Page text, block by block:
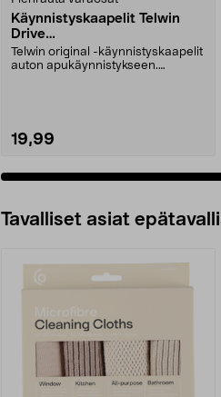
Käynnistyskaapelit Telwin
Drive
Mini/9000/13000/1250/150
0/1750, EC5
Telwin original -käynnistyskaapelit
auton apukäynnistykseen.
19,99
Tavalliset asiat